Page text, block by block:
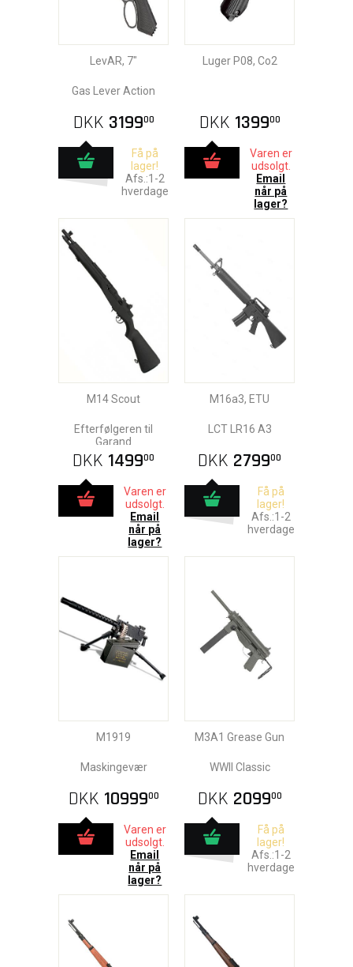
LevAR, 7"
Gas Lever Action
DKK 319900
Få på
lager!
Afs.:1-2
hverdage
Luger P08, Co2
DKK 139900
Varen er
udsolgt.
Email
når på
lager?
M14 Scout
Efterfølgeren til
Garand
DKK 149900
Varen er
udsolgt.
Email
når på
lager?
M16a3, ETU
LCT LR16 A3
DKK 279900
Få på
lager!
Afs.:1-2
hverdage
M1919
Maskingevær
DKK 1099900
Varen er
udsolgt.
Email
når på
lager?
M3A1 Grease Gun
WWII Classic
DKK 209900
Få på
lager!
Afs.:1-2
hverdage